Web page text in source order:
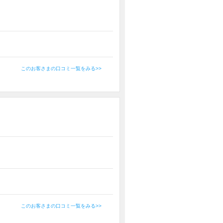
このお客さまの口コミ一覧をみる>>
このお客さまの口コミ一覧をみる>>